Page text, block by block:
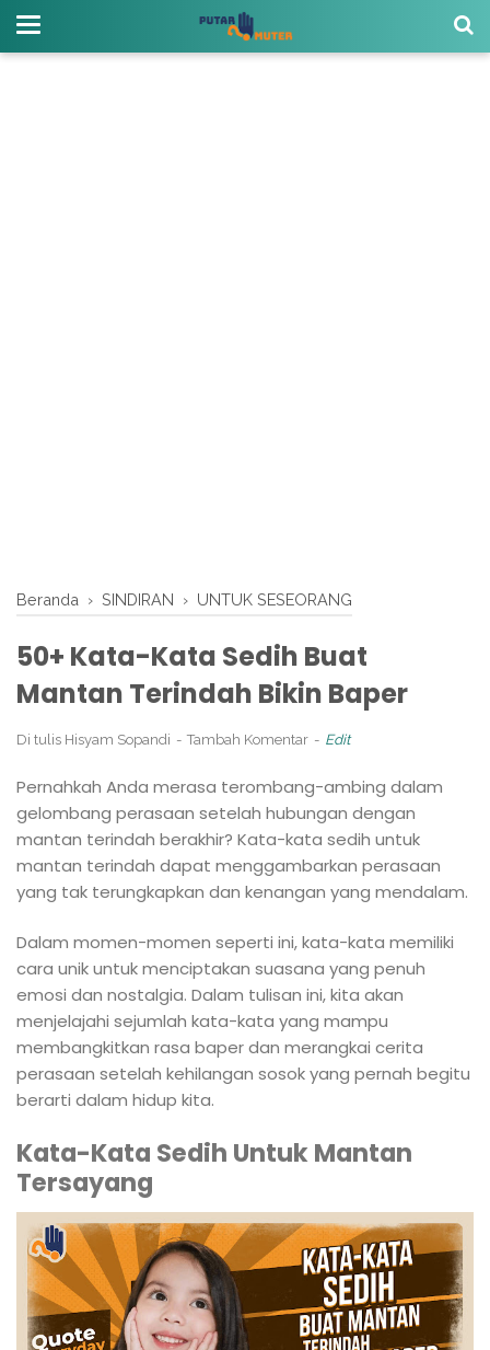
Beranda › SINDIRAN › UNTUK SESEORANG
50+ Kata-Kata Sedih Buat
Mantan Terindah Bikin Baper
Di tulis Hisyam Sopandi Tambah Komentar Edit
Pernahkah Anda merasa terombang-ambing dalam
gelombang perasaan setelah hubungan dengan
mantan terindah berakhir? Kata-kata sedih untuk
mantan terindah dapat menggambarkan perasaan
yang tak terungkapkan dan kenangan yang mendalam.
Dalam momen-momen seperti ini, kata-kata memiliki
cara unik untuk menciptakan suasana yang penuh
emosi dan nostalgia. Dalam tulisan ini, kita akan
menjelajahi sejumlah kata-kata yang mampu
membangkitkan rasa baper dan merangkai cerita
perasaan setelah kehilangan sosok yang pernah begitu
berarti dalam hidup kita.
Kata-Kata Sedih Untuk Mantan
Tersayang